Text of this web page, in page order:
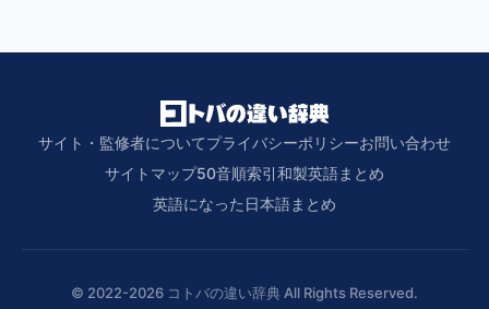
サイト・監修者についてプライバシーポリシーお問い合わせ
サイトマップ50音順索引和製英語まとめ
英語になった日本語まとめ
© 2022-2026 コトバの違い辞典 All Rights Reserved.